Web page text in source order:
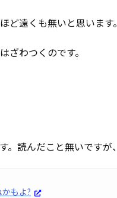
ど遠くも無いと思います。
ざわつくのです。
。読んだこと無いですが
もよ?